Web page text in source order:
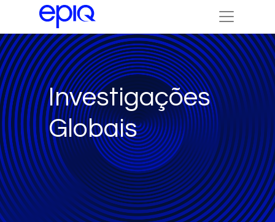
Investigações
Globais